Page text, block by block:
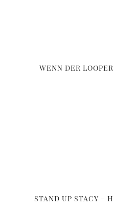
WENN DER
STAND UP STACY –